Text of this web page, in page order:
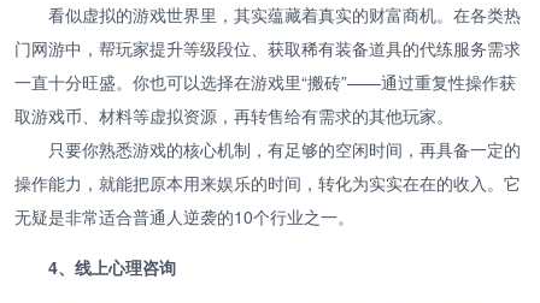
看似虚拟的游戏世界里，其实蕴藏着真实的财富商机。在各类热
门网游中，帮玩家提升等级段位、获取稀有装备道具的代练服务需求
一直十分旺盛。你也可以选择在游戏里“搬砖”——通过重复性操作获
取游戏币、材料等虚拟资源，再转售给有需求的其他玩家。
只要你熟悉游戏的核心机制，有足够的空闲时间，再具备一定的
操作能力，就能把原本用来娱乐的时间，转化为实实在在的收入。它
无疑是非常适合普通人逆袭的10个行业之一。
4、线上心理咨询